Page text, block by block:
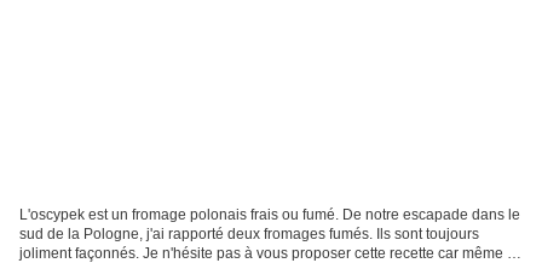
L'oscypek est un fromage polonais frais ou fumé. De notre escapade dans le
sud de la Pologne, j'ai rapporté deux fromages fumés. Ils sont toujours
joliment façonnés. Je n'hésite pas à vous proposer cette recette car même si